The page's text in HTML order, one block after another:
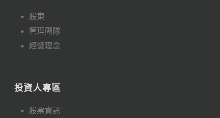
股東
管理團隊
經營理念
投資人專區
股票資訊